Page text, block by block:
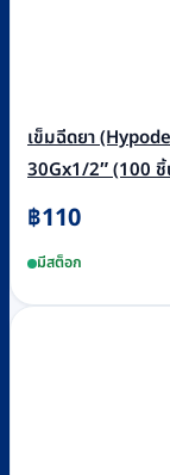
เข็มฉีดยา
30Gx1/2″ (100
฿110
มีสต็อก